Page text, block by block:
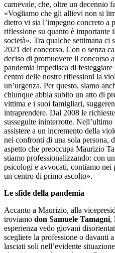
carnevale, che, oltre un decennio
«Vogliamo che gli allievi non si
dietro vi sia l’impegno concreto a
riflessione su quanto è importante
società». Tra qualche settimana ci
2021 del concorso. Con o senza
deciso di promuovere il concorso
pandemia impedisca di
centro delle nostre riflessioni la
un’urgenza. Per questo, siamo
chiunque abbia subito un atto di
vittima e i suoi famigliari,
intraprendere. Dal 2008 le
susseguite ininterrotte.
assistere a un incremento della
nei confronti di una sola persona,
aspetto che preoccupa Maurizio
stiamo professionalizzando: con
psicologi e avvocati, contiamo nei
un centro di primo ascolto».
Le sfide della pandemia
Accanto a Maurizio, alla
troviamo don Samuele Tamagni,
esperienza vedo giovani
scegliere la professione o davanti
lasciati soli nell’evidente